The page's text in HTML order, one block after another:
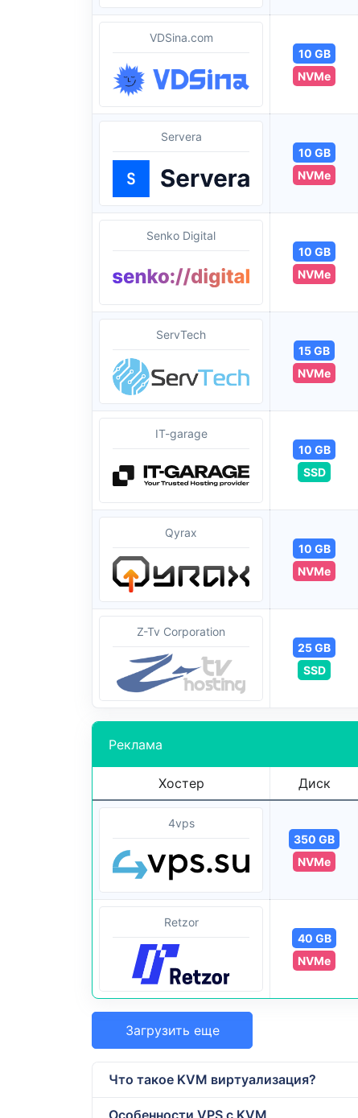
VDSina.com
10 GB
NVMe
Servera
10 GB
NVMe
Senko Digital
10 GB
NVMe
ServTech
15 GB
NVMe
IT-garage
10 GB
SSD
Qyrax
10 GB
NVMe
Z-Tv Corporation
25 GB
SSD
Реклама
Хостер Диск
4vps
350 GB
NVMe
Retzor
40 GB
NVMe
Загрузить еще
Что такое KVM виртуализация?
Особенности VPS с KVM